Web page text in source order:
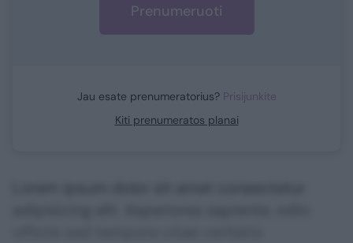
Prenumeruoti
Jau esate prenumeratorius? Prisijunkite
Kiti prenumeratos planai